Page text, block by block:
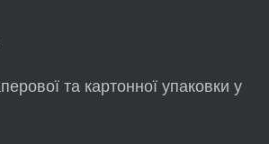
та картонної упаковки у